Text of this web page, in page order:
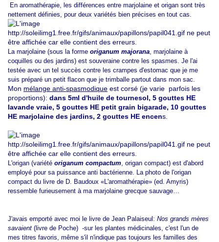
En aromathérapie, les différences entre marjolaine et origan sont très
nettement définies, pour deux variétés bien précises en tout cas.
La marjolaine (sous la forme origanum majorana, marjolaine à
coquilles ou des jardins) est souveraine contre les spasmes. Je l'ai
testée avec un tel succès contre les crampes d'estomac que je me
suis préparé un petit flacon que je trimballe partout dans mon sac.
Mon mélange anti-spasmodique est corsé (je varie parfois les
proportions): dans 5ml d'huile de tournesol, 5 gouttes HE
lavande vraie, 5 gouttes HE petit grain bigarade, 10 gouttes
HE marjolaine des jardins, 2 gouttes HE encens.
L'origan (variété origanum compactum, origan compact) est d'abord
employé pour sa puissance anti bactérienne. La photo de l'origan
compact du livre de D. Baudoux «L'aromathérapie» (ed. Amyris)
ressemble furieusement à ma marjolaine grecque sauvage…
J'avais emporté avec moi le livre de Jean Palaiseul: Nos grands mères
savaient (livre de Poche) -sur les plantes médicinales, c'est l'un de
mes titres favoris, même s'il n'indique pas toujours les familles des